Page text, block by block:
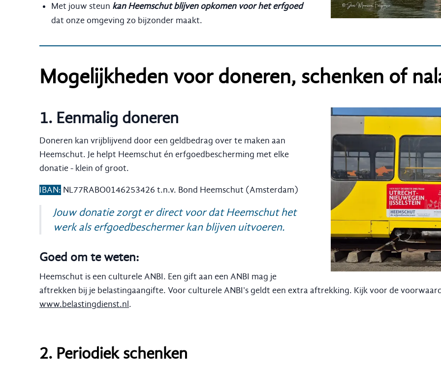
Met jouw steun kan Heemschut blijven opkomen voor het erfgoed
dat onze omgeving zo bijzonder maakt.
Mogelijkheden voor doneren, schenken of
1. Eenmalig doneren
Doneren kan vrijblijvend door een geldbedrag over te maken aan
Heemschut. Je helpt Heemschut én erfgoedbescherming met elke
donatie - klein of groot.
IBAN: NL77RABO0146253426 t.n.v. Bond Heemschut (Amsterdam)
Jouw donatie zorgt er direct voor dat Heemschut het
werk als erfgoedbeschermer kan blijven uitvoeren.
Goed om te weten:
Heemschut is een culturele ANBI. Een gift aan een ANBI mag je
aftrekken bij je belastingaangifte. Voor culturele ANBI's geldt een extra aftrekking. Kijk voor de
www.belastingdienst.nl.
2. Periodiek schenken